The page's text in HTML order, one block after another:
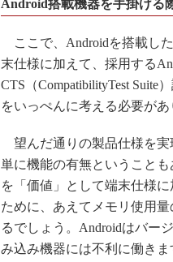
Android搭載機器を手掛ける
ここで、Androidを搭載し
末仕様に加えて、採用する
CTS（CompatibilityTest
をいっぺんに考える必要があ
望んだ通りの製品仕様を実
単に機能の有無ということ
を「価値」として端末仕様
ために、あえてメモリ使用
るでしょう。Androidはバー
み込み機器には不利に働き